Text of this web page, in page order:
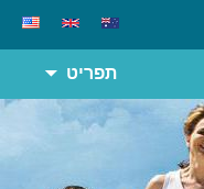
תפריט